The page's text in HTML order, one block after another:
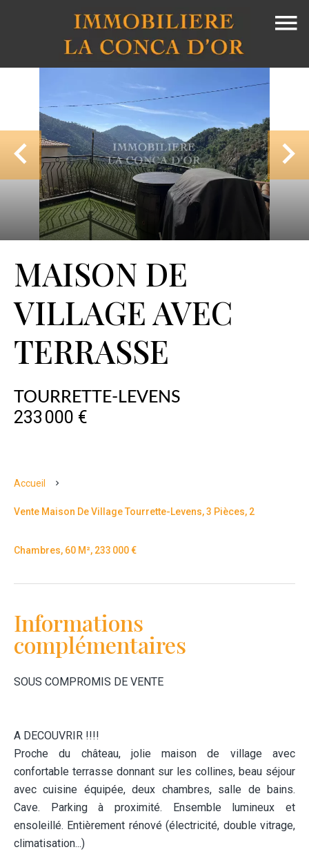
MAISON DE
VILLAGE AVEC
TERRASSE
TOURRETTE-LEVENS
233 000 €
Accueil
Vente Maison De Village Tourrette-Levens, 3 Pièces, 2
Chambres, 60 M², 233 000 €
Informations
complémentaires
SOUS COMPROMIS DE VENTE
A DECOUVRIR !!!!
Proche du château, jolie maison de village avec
confortable terrasse donnant sur les collines, beau séjour
avec cuisine équipée, deux chambres, salle de bains.
Cave. Parking à proximité. Ensemble lumineux et
ensoleillé. Entièrement rénové (électricité, double vitrage,
climatisation...)